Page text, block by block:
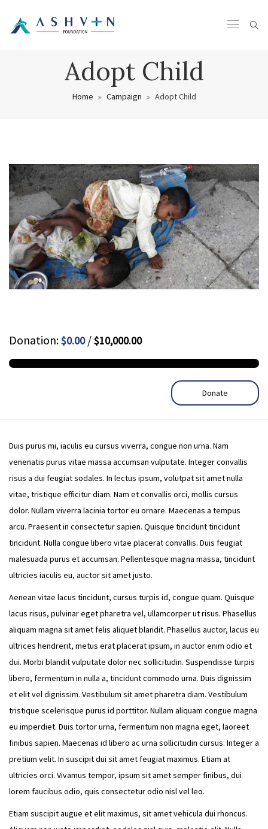
Adopt Child
Home Campaign Adopt Child
Donation:$0.00/$10,000.00
Donate
Duis purus mi, iaculis eu cursus viverra, congue non urna. Nam
venenatis purus vitae massa accumsan vulputate. Integer convallis
risus a dui feugiat sodales. In lectus ipsum, volutpat sit amet nulla
vitae, tristique efficitur diam. Nam et convallis orci, mollis cursus
dolor. Nullam viverra lacinia tortor eu ornare. Maecenas a tempus
arcu. Praesent in consectetur sapien. Quisque tincidunt tincidunt
tincidunt. Nulla congue libero vitae placerat convallis. Duis feugiat
malesuada purus et accumsan. Pellentesque magna massa, tincidunt
ultricies iaculis eu, auctor sit amet justo.
Aenean vitae lacus tincidunt, cursus turpis id, congue quam. Quisque
lacus risus, pulvinar eget pharetra vel, ullamcorper ut risus. Phasellus
aliquam magna sit amet felis aliquet blandit. Phasellus auctor, lacus eu
ultrices hendrerit, metus erat placerat ipsum, in auctor enim odio et
dui. Morbi blandit vulputate dolor nec sollicitudin. Suspendisse turpis
libero, fermentum in nulla a, tincidunt commodo urna. Duis dignissim
et elit vel dignissim. Vestibulum sit amet pharetra diam. Vestibulum
tristique scelerisque purus id porttitor. Nullam aliquam congue magna
eu imperdiet. Duis tortor urna, fermentum non magna eget, laoreet
finibus sapien. Maecenas id libero ac urna sollicitudin cursus. Integer a
pretium velit. In suscipit dui sit amet feugiat maximus. Etiam at
ultricies orci. Vivamus tempor, ipsum sit amet semper finibus, dui
lorem faucibus odio, quis consectetur odio nisl vel leo.
Etiam suscipit augue et elit maximus, sit amet vehicula dui rhoncus.